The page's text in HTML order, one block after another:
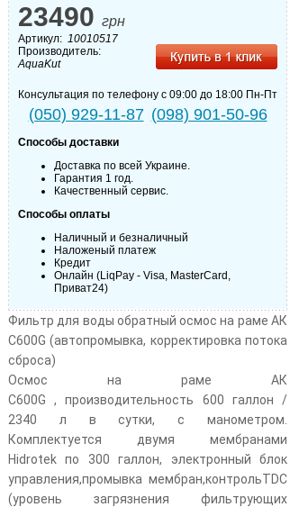
23490 грн
Артикул: 10010517
Производитель:
AquaKut
Консультация по телефону с 09:00 до 18:00 Пн-Пт
(050) 929-11-87 (098) 901-50-96
Способы доставки
Доставка по всей Украине.
Гарантия 1 год.
Качественный сервис.
Способы оплаты
Наличный и безналичный
Наложеный платеж
Кредит
Онлайн (LiqPay - Visa, MasterCard,
Приват24)
Фильтр для воды обратный осмос на раме АК
С600G (автопромывка, корректировка потока
сброса)
Осмос на раме АК
С600G ,производительность 600 галлон /
2340 л в сутки, с манометром.
Комплектуется двумя мембранами
Hidrotek по 300 галлон, электронный блок
управления,промывка мембран,контрольTDC
(уровень загрязнения фильтрующих